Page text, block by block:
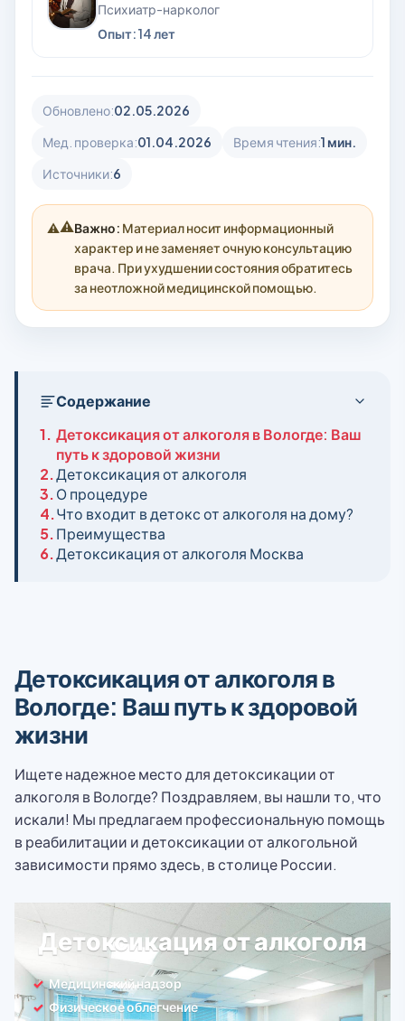
Психиатр-нарколог
Опыт: 14 лет
Обновлено:02.05.2026
Мед. проверка:01.04.2026 Время чтения:1 мин.
Источники:6
⚠️Важно: Материал носит информационный
характер и не заменяет очную консультацию
врача. При ухудшении состояния обратитесь
за неотложной медицинской помощью.
Содержание
1. Детоксикация от алкоголя в Вологде: Ваш
путь к здоровой жизни
2.Детоксикация от алкоголя
3.О процедуре
4.Что входит в детокс от алкоголя на дому?
5.Преимущества
6.Детоксикация от алкоголя Москва
Детоксикация от алкоголя в
Вологде: Ваш путь к здоровой
жизни
Ищете надежное место для детоксикации от
алкоголя в Вологде? Поздравляем, вы нашли то, что
искали! Мы предлагаем профессиональную помощь
в реабилитации и детоксикации от алкогольной
зависимости прямо здесь, в столице России.
Детоксикация от алкоголя
Медицинский надзор
Физическое облегчение